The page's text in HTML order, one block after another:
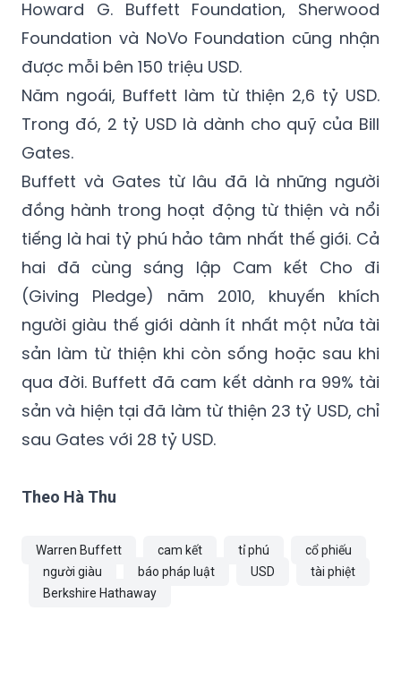
này chuyên trao học bổng trong lĩnh vực
giáo dục. Ba quỹ của 3 con trai Buffett -
Howard G. Buffett Foundation, Sherwood
Foundation và NoVo Foundation cũng nhận
được mỗi bên 150 triệu USD.
Năm ngoái, Buffett làm từ thiện 2,6 tỷ USD.
Trong đó, 2 tỷ USD là dành cho quỹ của Bill
Gates.
Buffett và Gates từ lâu đã là những người
đồng hành trong hoạt động từ thiện và nổi
tiếng là hai tỷ phú hảo tâm nhất thế giới. Cả
hai đã cùng sáng lập Cam kết Cho đi
(Giving Pledge) năm 2010, khuyến khích
người giàu thế giới dành ít nhất một nửa tài
sản làm từ thiện khi còn sống hoặc sau khi
qua đời. Buffett đã cam kết dành ra 99% tài
sau Gates với 28 tỷ USD.
Theo Hà Thu